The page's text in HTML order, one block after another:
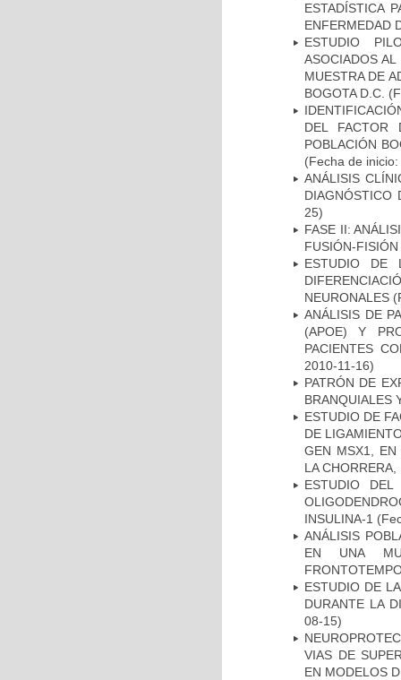
ESTADÍSTICA
ENFERMEDAD
ESTUDIO
ASOCIADOS
MUESTRA DE
BOGOTA D.C.
DEL FACTOR
POBLACIÓN
(Fecha de
ANÁLISIS
DIAGNÓSTICO
25)
FASE II:
FUSIÓN-
ESTUDIO DE
NEURONALES
ANÁLISIS DE
(APOE) Y
PACIENTES
2010-11-16)
PATRÓN DE
BRANQUIALES
ESTUDIO DE
DE
GEN MSX1, EN
LA
ESTUDIO
INSULINA-1
ANÁLISIS
EN UNA
ESTUDIO DE
DURANTE LA
08-15)
VIAS DE
EN MODELOS